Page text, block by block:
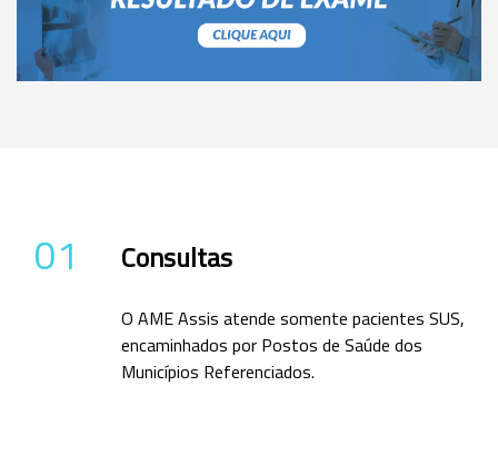
01 Consultas
O AME Assis atende somente pacientes SUS,
encaminhados por Postos de Saúde dos
Municípios Referenciados.